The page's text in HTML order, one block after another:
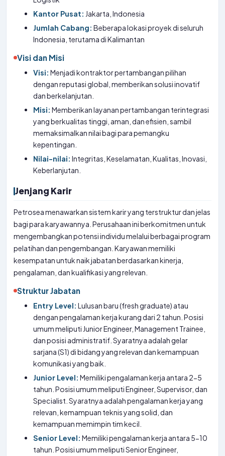
Kantor Pusat: Jakarta, Indonesia
Jumlah Cabang: Beberapa lokasi proyek di seluruh
Indonesia, terutama di Kalimantan
Visi dan Misi
Visi: Menjadi kontraktor pertambangan pilihan
dengan reputasi global, memberikan solusi inovatif
dan berkelanjutan.
Misi: Memberikan layanan pertambangan terintegrasi
yang berkualitas tinggi, aman, dan efisien, sambil
memaksimalkan nilai bagi para pemangku
kepentingan.
Nilai-nilai: Integritas, Keselamatan, Kualitas, Inovasi,
Keberlanjutan.
Jenjang Karir
Petrosea menawarkan sistem karir yang terstruktur dan jelas
bagi para karyawannya. Perusahaan ini berkomitmen untuk
mengembangkan potensi individu melalui berbagai program
pelatihan dan pengembangan. Karyawan memiliki
kesempatan untuk naik jabatan berdasarkan kinerja,
pengalaman, dan kualifikasi yang relevan.
Struktur Jabatan
Entry Level: Lulusan baru (fresh graduate) atau
dengan pengalaman kerja kurang dari 2 tahun. Posisi
umum meliputi Junior Engineer, Management Trainee,
dan posisi administratif. Syaratnya adalah gelar
sarjana (S1) di bidang yang relevan dan kemampuan
komunikasi yang baik.
Junior Level: Memiliki pengalaman kerja antara 2-5
tahun. Posisi umum meliputi Engineer, Supervisor, dan
Specialist. Syaratnya adalah pengalaman kerja yang
relevan, kemampuan teknis yang solid, dan
kemampuan memimpin tim kecil.
Senior Level: Memiliki pengalaman kerja antara 5-10
tahun. Posisi umum meliputi Senior Engineer,